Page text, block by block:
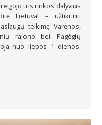
tris rinkos dalyvius
Lietuva“ – užtikrinti
teikimą Varėnos,
rajono bei Pagėgių
nuo liepos 1 dienos.